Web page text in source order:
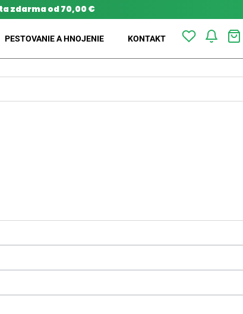
zdarma od 70,00 €
PESTOVANIE A HNOJENIE KONTAKT